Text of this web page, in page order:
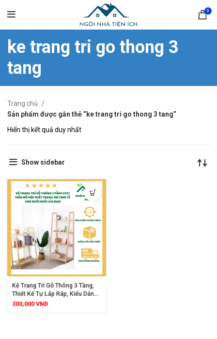
0
ke trang tri go thong 3
tang
Trang chủ
Sản phẩm được gắn thẻ “ke trang tri go thong 3 tang”
Hiển thị kết quả duy nhất
Show sidebar
Kệ Trang Trí Gỗ Thông 3 Tầng,
Thiết Kế Tự Lắp Ráp, Kiểu Dáng
Tối Giản, Chất Liệu Gỗ Tự Nhiên
300,000 VNĐ